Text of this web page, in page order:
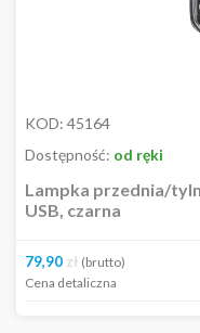
KOD: 45164
Dostępność: od ręki
Lampka przednia/
USB, czarna
79,90 zł (brutto)
Cena detaliczna